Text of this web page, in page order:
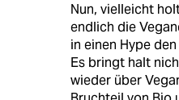
Nun, vielleicht
endlich die
in einen Hype
Es bringt halt
wieder über